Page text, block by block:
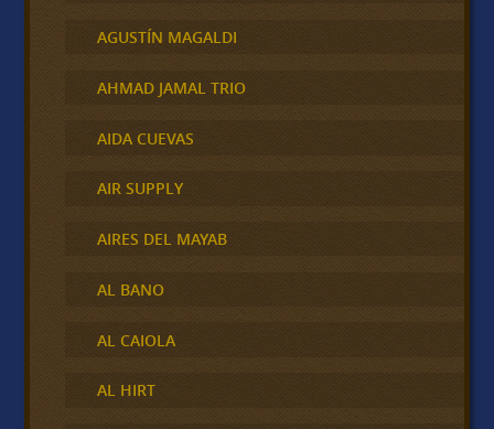
AGUSTÍN MAGALDI
AHMAD JAMAL TRIO
AIDA CUEVAS
AIR SUPPLY
AIRES DEL MAYAB
AL BANO
AL CAIOLA
AL HIRT